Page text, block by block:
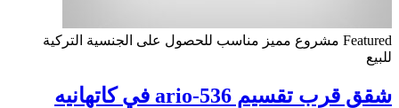
Featured مشروع مميز مناسب للحصول على الجنسية التركية
للبيع
شقق قرب تقسيم 536-ario في كاتهانيه